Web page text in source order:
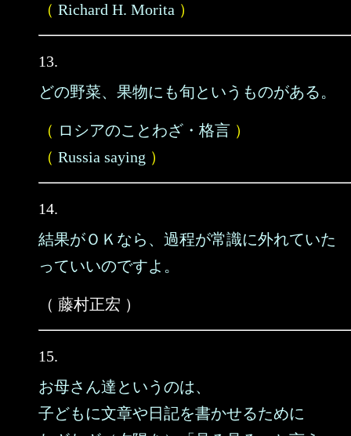
（ Richard H. Morita ）
13.
どの野菜、果物にも旬というものがある。
（ ロシアのことわざ・格言 ）
（ Russia saying ）
14.
結果がＯＫなら、過程が常識に外れていた
っていいのですよ。
（ 藤村正宏 ）
15.
お母さん達というのは、
子どもに文章や日記を書かせるために